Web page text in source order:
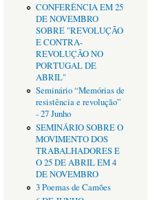
CONFERÊNCIA EM 25
DE NOVEMBRO
SOBRE "REVOLUÇÃO
E CONTRA-
REVOLUÇÃO NO
PORTUGAL DE
ABRIL"
Seminário “Memórias de
resistência e revolução”
- 27 Junho
SEMINÁRIO SOBRE O
MOVIMENTO DOS
TRABALHADORES E
O 25 DE ABRIL EM 4
DE NOVEMBRO
3 Poemas de Camões